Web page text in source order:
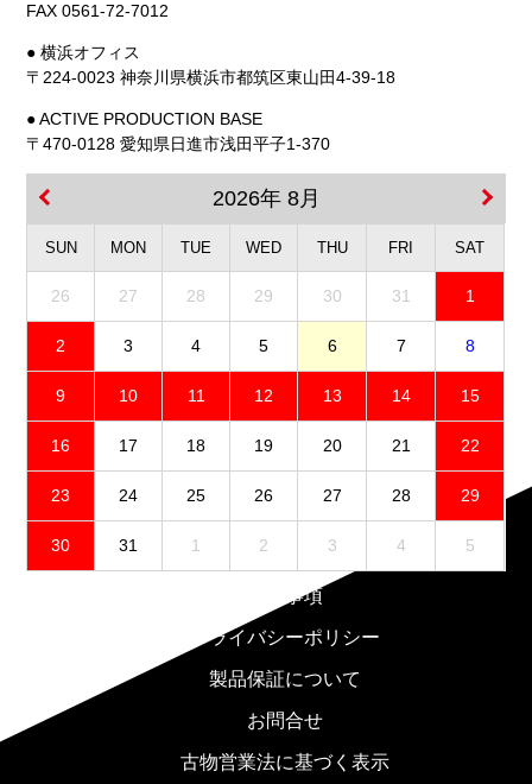
FAX 0561-72-7012
● 横浜オフィス
〒224-0023 神奈川県横浜市都筑区東山田4-39-18
● ACTIVE PRODUCTION BASE
〒470-0128 愛知県日進市浅田平子1-370
2026年 8月
SUN MON TUE WED THU FRI SAT
26 27 28 29 30 31 1
2 3 4 5 6 7 8
9 10 11 12 13 14 15
16 17 18 19 20 21 22
23 24 25 26 27 28 29
30 31 1 2 3 4 5
免責事項
プライバシーポリシー
製品保証について
お問合せ
古物営業法に基づく表示